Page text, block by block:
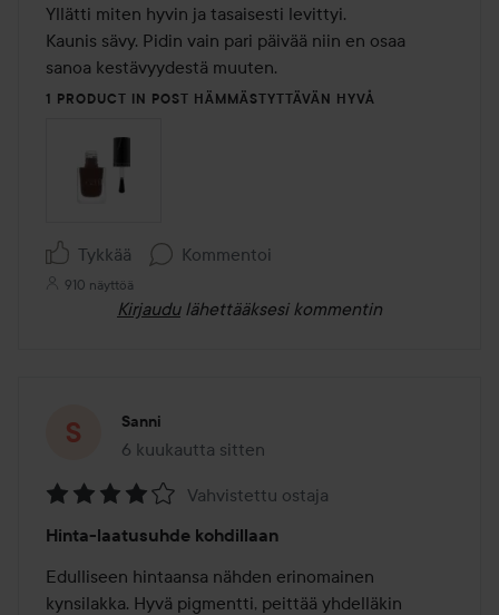
/
5
Yllätti miten hyvin ja tasaisesti levittyi.
Kaunis sävy. Pidin vain pari päivää niin en osaa
sanoa kestävyydestä muuten.
1 PRODUCT IN POST HÄMMÄSTYTTÄVÄN HYVÅ
Tykkää Kommentoi
910 näyttöä
Kirjaudu lähettääksesi kommentin
Sanni
6 kuukautta sitten
Viesti luotiin 6 kuukautta sitten
4
/
5
Vahvistettu ostaja
Hinta-laatusuhde kohdillaan
Edulliseen hintaansa nähden erinomainen
kynsilakka. Hyvä pigmentti, peittää yhdelläkin